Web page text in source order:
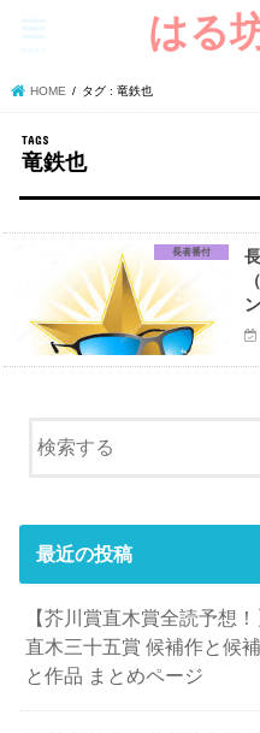
はる
HOME タグ : 竜鉄也
竜鉄也
長者番付
最近の投稿
【芥川賞直木賞全読予想
直木三十五賞 候補作と候
と作品 まとめページ